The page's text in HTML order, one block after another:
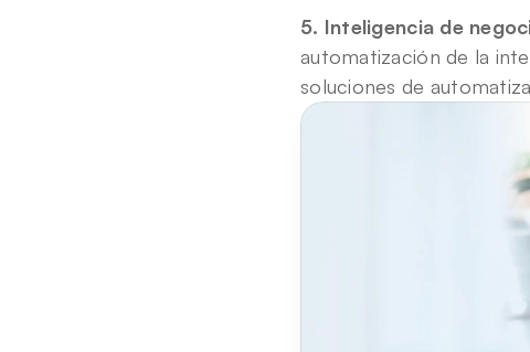
5. Inteligencia de
automatización de la
soluciones de